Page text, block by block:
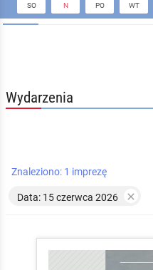
SO N PO WT
Wydarzenia
Znaleziono: 1 imprezę
Data: 15 czerwca 2026 